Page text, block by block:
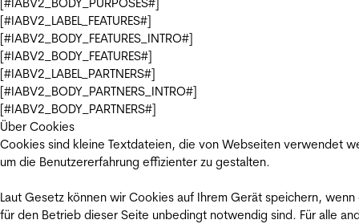
[#IABV2_LABEL_FEATURES#]
[#IABV2_BODY_FEATURES_INTRO#]
[#IABV2_BODY_FEATURES#]
[#IABV2_LABEL_PARTNERS#]
[#IABV2_BODY_PARTNERS_INTRO#]
[#IABV2_BODY_PARTNERS#]
Über Cookies
Cookies sind kleine Textdateien, die von Webseiten verwendet
um die Benutzererfahrung effizienter zu gestalten.
Laut Gesetz können wir Cookies auf Ihrem Gerät speichern, wenn
für den Betrieb dieser Seite unbedingt notwendig sind. Für alle